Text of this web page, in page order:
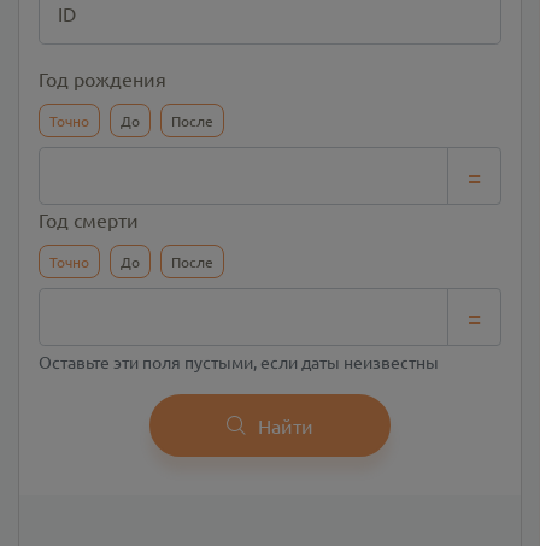
ID
Год рождения
Точно До После
=
Год смерти
Точно До После
=
Оставьте эти поля пустыми, если даты неизвестны
Найти